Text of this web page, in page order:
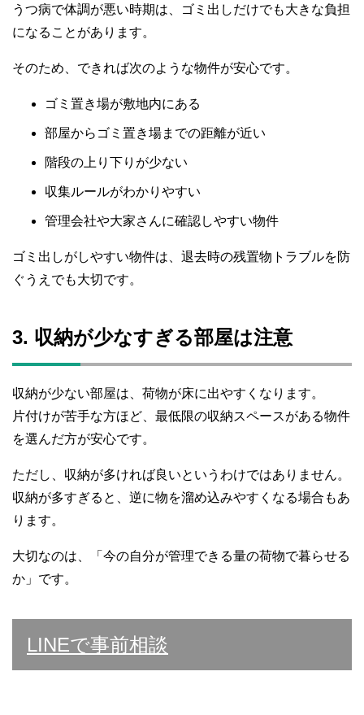
うつ病で体調が悪い時期は、ゴミ出しだけでも大きな負担
になることがあります。
そのため、できれば次のような物件が安心です。
ゴミ置き場が敷地内にある
部屋からゴミ置き場までの距離が近い
階段の上り下りが少ない
収集ルールがわかりやすい
管理会社や大家さんに確認しやすい物件
ゴミ出しがしやすい物件は、退去時の残置物トラブルを防
ぐうえでも大切です。
3. 収納が少なすぎる部屋は注意
収納が少ない部屋は、荷物が床に出やすくなります。
片付けが苦手な方ほど、最低限の収納スペースがある物件
を選んだ方が安心です。
ただし、収納が多ければ良いというわけではありません。
収納が多すぎると、逆に物を溜め込みやすくなる場合もあ
ります。
大切なのは、「今の自分が管理できる量の荷物で暮らせる
か」です。
LINEで事前相談